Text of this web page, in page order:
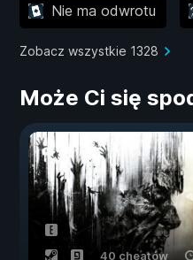
Nie ma odwrotu
Zobacz wszystkie 1328
Może Ci się
40 cheatów